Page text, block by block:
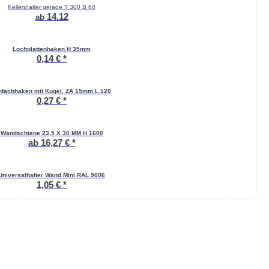
Kellenhalter gerade T 300 B 60
ab 14.12
Lochplattenhaken H 35mm
0,14 € *
mit Kugel, ZA 15mm L 120
0,27 € *
Wandschiene 23,5 X 30 MM H 1600
ab 16,27 € *
Wand Mini RAL 9006
1,05 € *